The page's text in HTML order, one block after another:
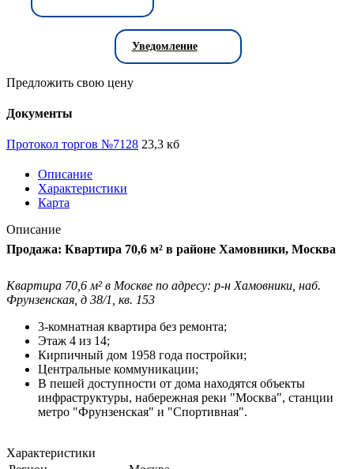
Уведомление
Предложить свою цену
Документы
Протокол торгов №7128 23,3 кб
Описание
Характеристики
Карта
Описание
Продажа: Квартира 70,6 м² в районе Хамовники, Москва
Квартира 70,6 м² в Москве по адресу: р-н Хамовники, наб.
Фрунзенская, д 38/1, кв. 153
3-комнатная квартира без ремонта;
Этаж 4 из 14;
Кирпичный дом 1958 года постройки;
Центральные коммуникации;
В пешей доступности от дома находятся объекты
инфраструктуры, набережная реки "Москва", станции
метро "Фрунзенская" и "Спортивная".
Характеристики